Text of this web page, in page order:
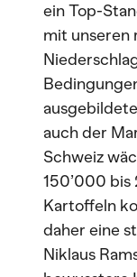
ein Top-
mit unseren
auch der
Schweiz
150’000 bis
Kartoffeln
daher eine
Niklaus